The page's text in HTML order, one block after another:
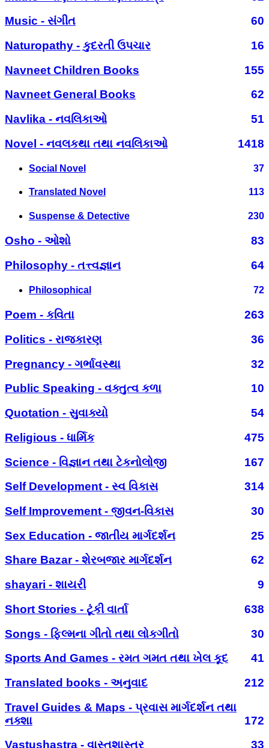
Music - સંગીત
60
Naturopathy - કુદરતી ઉપચાર
16
Navneet Children Books
155
Navneet General Books
62
Navlika - નવલિકાઓ
51
Novel - નવલકથા તથા નવલિકાઓ
1418
Social Novel 37
Translated Novel 113
Suspense & Detective 230
Osho - ઓશો
83
Philosophy - તત્ત્વજ્ઞાન
64
Philosophical 72
Poem - કવિતા
263
Politics - રાજકારણ
36
Pregnancy - ગર્ભાવસ્થા
32
Public Speaking - વક્તુત્વ કળા
10
Quotation - સુવાક્યો
54
Religious - ધાર્મિક
475
Science - વિજ્ઞાન તથા ટેકનોલોજી
167
Self Development - સ્વ વિકાસ
314
Self Improvement - જીવન-વિકાસ
30
Sex Education - જાતીય માર્ગદર્શન
25
Share Bazar - શેરબજાર માર્ગદર્શન
62
shayari - શાયરી
9
Short Stories - ટૂંકી વાર્તા
638
Songs - ફિલ્મના ગીતો તથા લોકગીતો
30
Sports And Games - રમત ગમત તથા ખેલ કૂદ
41
Translated books - અનુવાદ
212
Travel Guides & Maps - પ્રવાસ માર્ગદર્શન તથા
નક્શા
172
Vastushastra - વાસ્તુશાસ્ત્ર
33